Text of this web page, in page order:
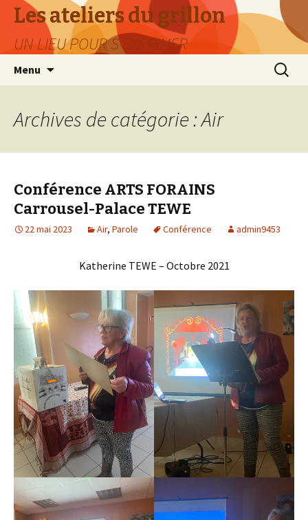
Les ateliers du grillon
UN LIEU POUR S'EXPRIMER
Menu
Archives de catégorie : Air
Conférence ARTS FORAINS
Carrousel-Palace TEWE
22 mai 2023 Air, Parole Conférence admin9453
Katherine TEWE – Octobre 2021